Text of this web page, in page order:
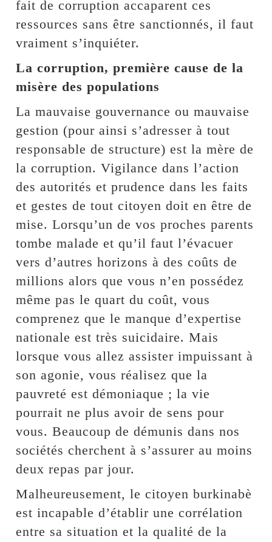
fait de corruption accaparent ces
ressources sans être sanctionnés, il faut
vraiment s’inquiéter.
La corruption, première cause de la
misère des populations
La mauvaise gouvernance ou mauvaise
gestion (pour ainsi s’adresser à tout
responsable de structure) est la mère de
la corruption. Vigilance dans l’action
des autorités et prudence dans les faits
et gestes de tout citoyen doit en être de
mise. Lorsqu’un de vos proches parents
tombe malade et qu’il faut l’évacuer
vers d’autres horizons à des coûts de
millions alors que vous n’en possédez
même pas le quart du coût, vous
comprenez que le manque d’expertise
nationale est très suicidaire. Mais
lorsque vous allez assister impuissant à
son agonie, vous réalisez que la
pauvreté est démoniaque ; la vie
pourrait ne plus avoir de sens pour
vous. Beaucoup de démunis dans nos
sociétés cherchent à s’assurer au moins
deux repas par jour.
Malheureusement, le citoyen burkinabè
est incapable d’établir une corrélation
entre sa situation et la qualité de la